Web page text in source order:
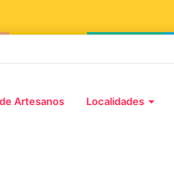
Artesanos Localidades